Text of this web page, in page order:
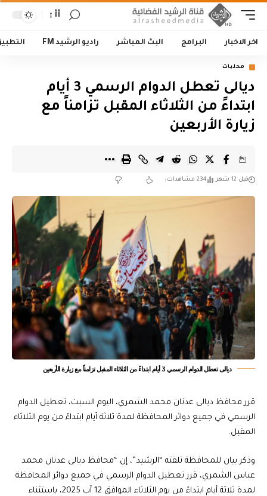
أأ
اخر الاخبار البرامج البث المباشر راديو الرشيد FM
محليات
ديالى تعطل الدوام الرسمي 3 أيام
ابتداءً من الثلاثاء المقبل تزامناً مع
زيارة الأربعين
قبل 12 شهر 234 مشاهدات
ديالى تعطل الدوام الرسمي 3 أيام ابتداءً من الثلاثاء المقبل تزامناً مع زيارة الأربعين
قرر محافظ ديالى عدنان محمد الشمري، اليوم السبت، تعطيل الدوام
الرسمي في جميع دوائر المحافظة لمدة ثلاثة أيام ابتداءً من يوم الثلاثاء
المقبل.
وذكر بيان للمحافظة تلقته “الرشيد”، إن “محافظ ديالى عدنان محمد
عباس الشمري، قرر تعطيل الدوام الرسمي في جميع دوائر المحافظة
لمدة ثلاثة أيام ابتداءً من يوم الثلاثاء الموافق 12 آب 2025، باستثناء